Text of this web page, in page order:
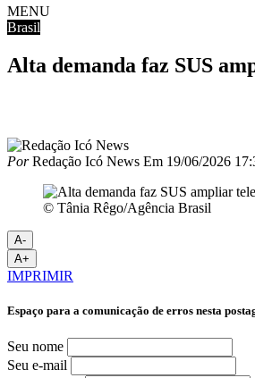
MENU
Brasil
Alta demanda faz SUS
PorRedação Icó News Em 19/06/2026
© Tânia Rêgo/Agência Brasil
A-
A+
IMPRIMIR
Espaço para a comunicação de erros nesta
Seu nome
Seu e-mail